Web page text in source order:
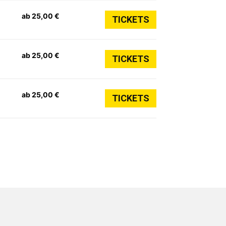
ab 25,00 € TICKETS
ab 25,00 € TICKETS
ab 25,00 € TICKETS